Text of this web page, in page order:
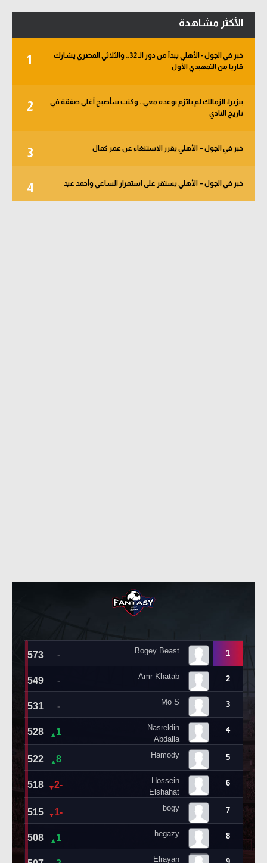
الأكثر مشاهدة
1
خبر في الجول - الأهلي يبدأ من دور الـ 32.. والثلاثي المصري يشارك
قاريا من التمهيدي الأول
2
بيزيرا: الزمالك لم يلتزم بوعده معي.. وكنت سأصبح أغلى صفقة في
تاريخ النادي
3 خبر في الجول – الأهلي يقرر الاستنغاء عن عمر كمال
4 خبر في الجول – الأهلي يستقر على استمرار الساعي وأحمد عيد